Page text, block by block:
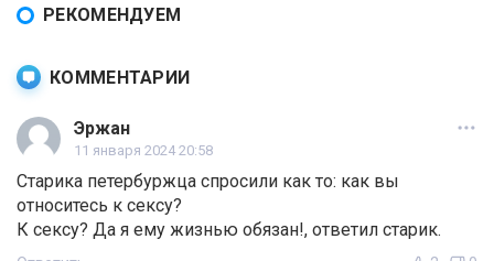
РЕКОМЕНДУЕМ
КОММЕНТАРИИ
Эржан
11 января 2024 20:58
Старика петербуржца спросили как то: как вы
относитесь к сексу?
К сексу? Да я ему жизнью обязан!, ответил старик.